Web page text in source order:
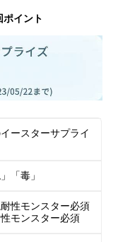
イント
ースターサプライ
「毒」
耐性モンスター必須
性モンスター必須